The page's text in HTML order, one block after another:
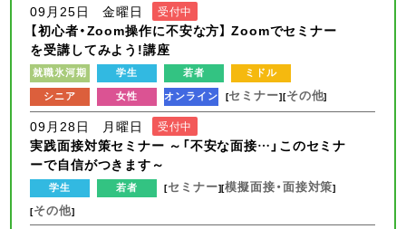
09月25日 金曜日 受付中
【初心者・Zoom操作に不安な方】 Zoomでセミナー
を受講してみよう!講座
就職氷河期 学生 若者
ミドル
シニア
女性 オンライン [セミナー][その他]
09月28日 月曜日 受付中
実践面接対策セミナー ～「不安な面接…」このセミナ
ーで自信がつきます～
学生 若者 [セミナー][模擬面接・面接対策]
[その他]